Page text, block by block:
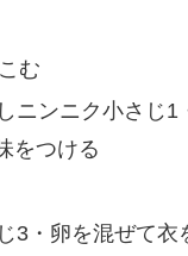
む
ンニク小さじ1
をつける
3・卵を混ぜて衣